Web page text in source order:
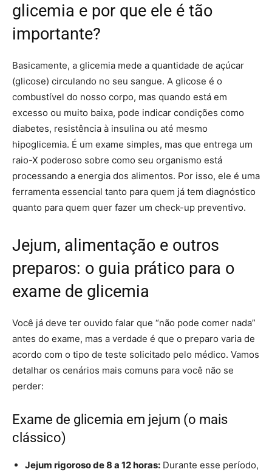
glicemia e por que ele é tão
importante?
Basicamente, a glicemia mede a quantidade de açúcar
(glicose) circulando no seu sangue. A glicose é o
combustível do nosso corpo, mas quando está em
excesso ou muito baixa, pode indicar condições como
diabetes, resistência à insulina ou até mesmo
hipoglicemia. É um exame simples, mas que entrega um
raio-X poderoso sobre como seu organismo está
processando a energia dos alimentos. Por isso, ele é uma
ferramenta essencial tanto para quem já tem diagnóstico
quanto para quem quer fazer um check-up preventivo.
Jejum, alimentação e outros
preparos: o guia prático para o
exame de glicemia
Você já deve ter ouvido falar que “não pode comer nada”
antes do exame, mas a verdade é que o preparo varia de
acordo com o tipo de teste solicitado pelo médico. Vamos
detalhar os cenários mais comuns para você não se
perder:
Exame de glicemia em jejum (o mais
clássico)
Jejum rigoroso de 8 a 12 horas: Durante esse período,